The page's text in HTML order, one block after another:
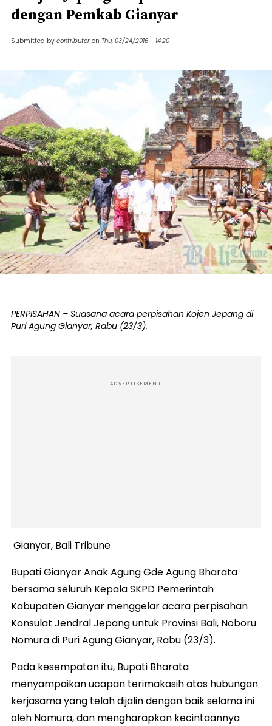
dengan Pemkab Gianyar
Submitted by contributor on Thu, 03/24/2016 - 14:20
PERPISAHAN – Suasana acara perpisahan Kojen Jepang di
Puri Agung Gianyar, Rabu (23/3).
ADVERTISEMENT
Gianyar, Bali Tribune
Bupati Gianyar Anak Agung Gde Agung Bharata
bersama seluruh Kepala SKPD Pemerintah
Kabupaten Gianyar menggelar acara perpisahan
Konsulat Jendral Jepang untuk Provinsi Bali, Noboru
Nomura di Puri Agung Gianyar, Rabu (23/3).
Pada kesempatan itu, Bupati Bharata
menyampaikan ucapan terimakasih atas hubungan
kerjasama yang telah dijalin dengan baik selama ini
oleh Nomura, dan mengharapkan kecintaannya